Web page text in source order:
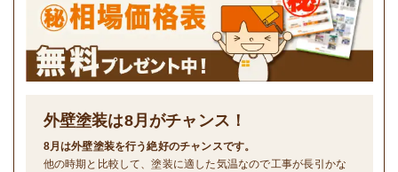
外壁塗装は8月がチャンス！
8月は外壁塗装を行う絶好のチャンスです。
他の時期と比較して、塗装に適した気温なので工事が長引かな